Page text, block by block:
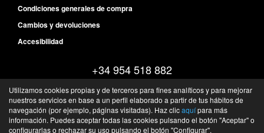
Condiciones generales de compra
Cambios y devoluciones
Accesibilidad
+34 954 518 882
Lunes - Jueves: 08:30 a 18:00
Viernes: 08:30 - 14:30
Pol Ind La Negrilla, C/ Laminadora 36 - 41016 - Sevilla - Sevilla - España
©FQS Battery- 2026 -Tienda online de recambios de Gira
Utilizamos cookies propias y de terceros para fines analíticos y para mejorar
nuestros servicios en base a un perfil elaborado a partir de tus hábitos de
navegación (por ejemplo, páginas visitadas). Haz clicaquípara más
información. Puedes aceptar todas las cookies pulsando el botón "Aceptar" o
configurarlas o rechazar su uso pulsando el botón "Configurar".